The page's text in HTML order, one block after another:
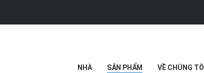
NHÀ SẢN PHẨM VỀ CHÚNG TÔI